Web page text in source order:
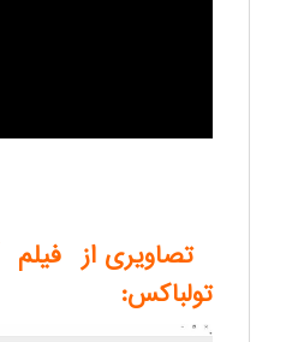
تصاویری از
تولباکس: